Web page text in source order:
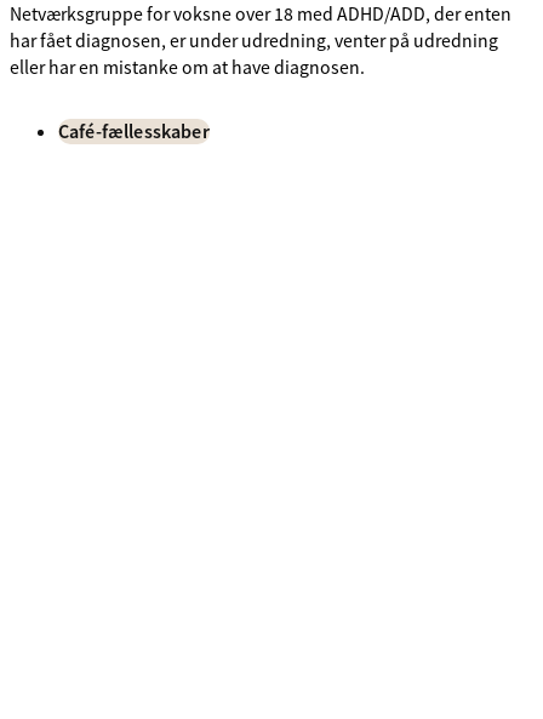
Netværksgruppe for voksne over 18 med ADHD/ADD, der enten
har fået diagnosen, er under udredning, venter på udredning
eller har en mistanke om at have diagnosen.
Café-fællesskaber